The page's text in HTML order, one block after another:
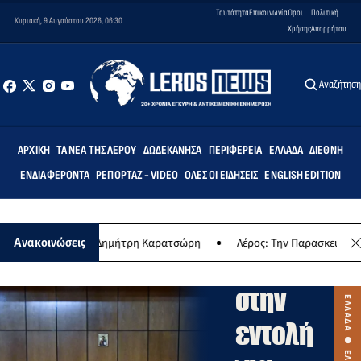
Κυριακή, 9 Αυγούστου 2026, 06:30
ΤαυτότηταΕπικοινωνίαΌροι
Χρήσης
Πολιτική
Απορρήτου
Αναζήτηση
ΑΡΧΙΚΉ ΤΑ ΝΈΑ ΤΗΣ ΛΈΡΟΥ ΔΩΔΕΚΆΝΗΣΑ ΠΕΡΙΦΈΡΕΙΑ ΕΛΛΆΔΑ ΔΙΕΘΝΉ
ΕΝΔΙΑΦΈΡΟΝΤΑ ΡΕΠΟΡΤΆΖ - VIDEO ΌΛΕΣ ΟΙ ΕΙΔΉΣΕΙΣ ENGLISH EDITION
Ανακοινώσεις
του Δημήτρη Καρατσώρη Λέρος: Την Παρασκευή 14
στην
εντολή